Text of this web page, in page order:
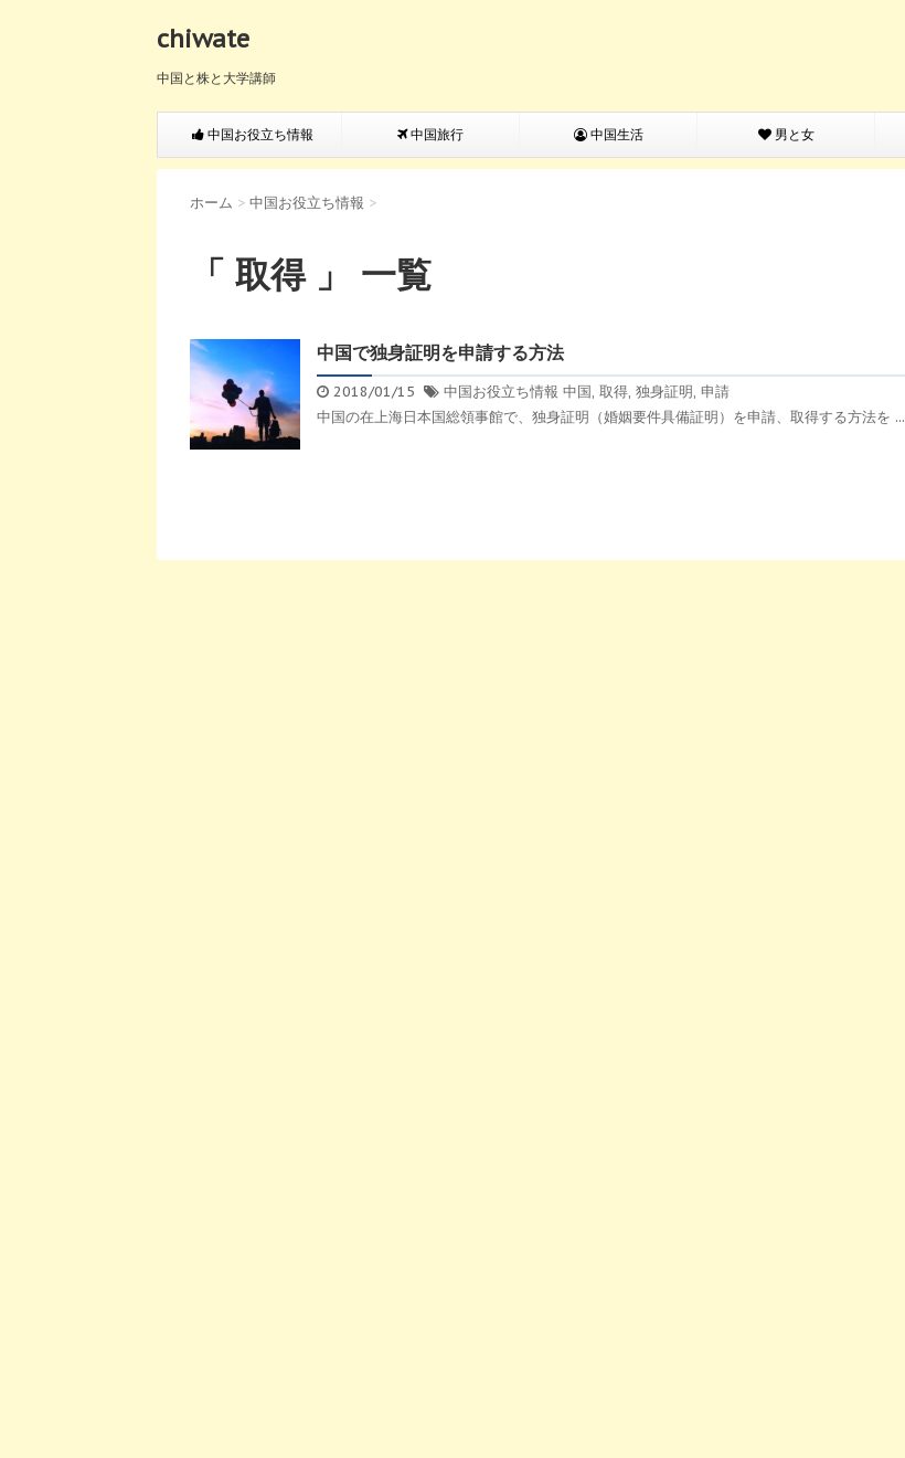
chiwate
中国と株と大学講師
中国お役立ち情報 中国旅行 中国生活 男と女
ホーム > 中国お役立ち情報 >
「 取得 」 一覧
中国で独身証明を申請する方法
2018/01/15 中国お役立ち情報 中国, 取得, 独身証明, 申請
中国の在上海日本国総領事館で、独身証明（婚姻要件具備証明）を申請、取得する方法を ...